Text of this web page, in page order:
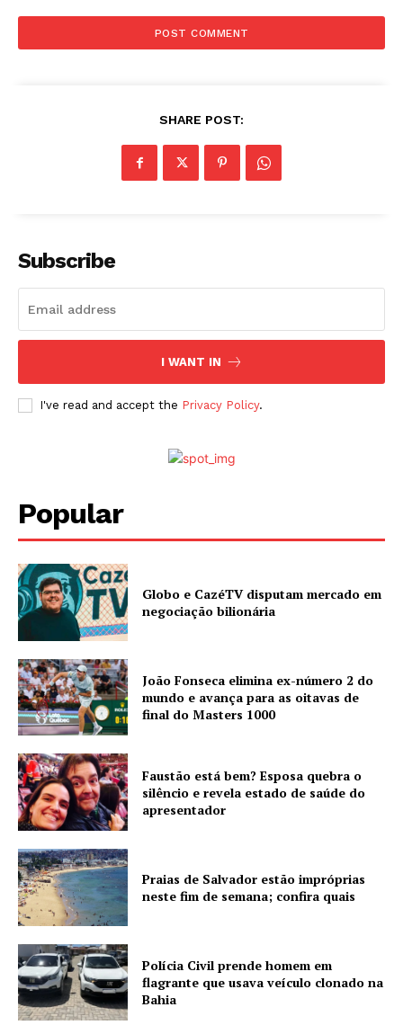
SHARE POST:
Subscribe
I WANT IN
I've read and accept the Privacy Policy.
Popular
Globo e CazéTV disputam mercado em
negociação bilionária
João Fonseca elimina ex-número 2 do
mundo e avança para as oitavas de
final do Masters 1000
Faustão está bem? Esposa quebra o
silêncio e revela estado de saúde do
apresentador
Praias de Salvador estão impróprias
neste fim de semana; confira quais
Polícia Civil prende homem em
flagrante que usava veículo clonado na
Bahia